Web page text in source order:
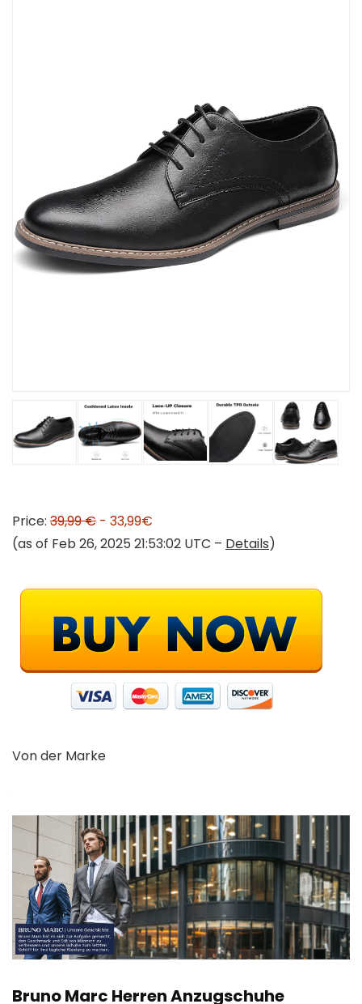
Price: 39,99 € - 33,99€
(as of Feb 26, 2025 21:53:02 UTC – Details)
Von der Marke
Bruno Marc Herren Anzugschuhe